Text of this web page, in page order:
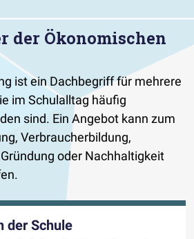
der Ökonomischen
ist ein Dachbegriff für mehrere
im Schulalltag häufig
sind. Ein Angebot kann zum
Verbraucherbildung,
oder Nachhaltigkeit
der Schule